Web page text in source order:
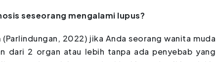
seseorang mengalami lupus?
2022) jika Anda seorang wanita muda
dari 2 organ atau lebih tanpa ada penyebab yang